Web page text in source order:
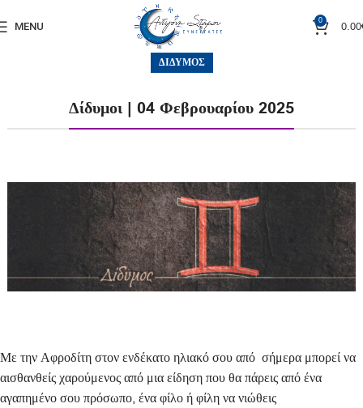
MENU
0 0.00
ΔΊΔΥΜΟΣ
Δίδυμοι | 04 Φεβρουαρίου 2025
Με την Αφροδίτη στον ενδέκατο ηλιακό σου από σήμερα μπορεί να
αισθανθείς χαρούμενος από μια είδηση που θα πάρεις από ένα
αγαπημένο σου πρόσωπο, ένα φίλο ή φίλη να νιώθεις